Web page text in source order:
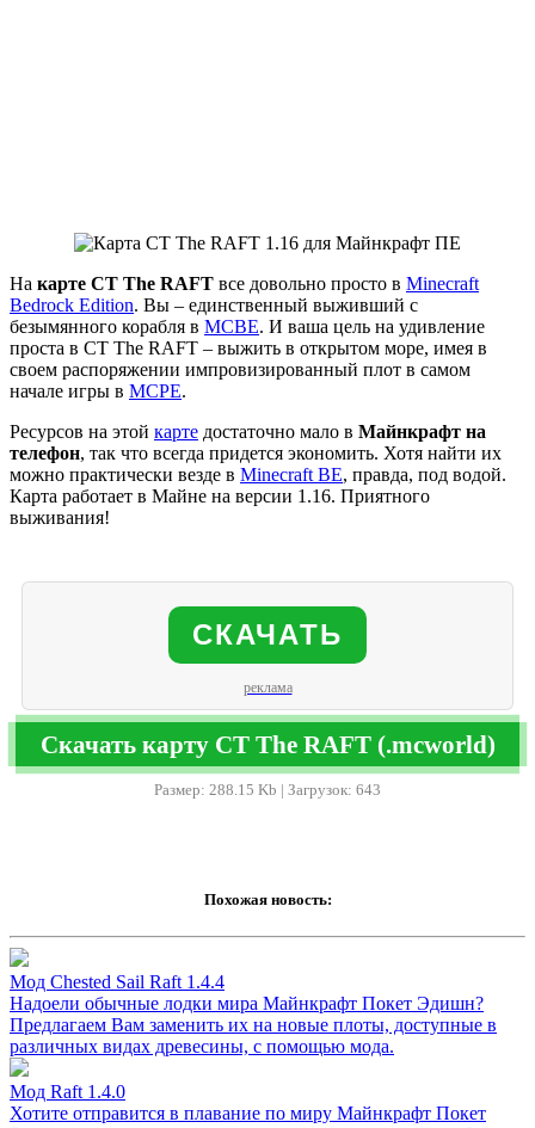
На карте CT The RAFT все довольно просто в Minecraft
Bedrock Edition. Вы – единственный выживший с
безымянного корабля в MCBE. И ваша цель на удивление
проста в CT The RAFT – выжить в открытом море, имея в
своем распоряжении импровизированный плот в самом
начале игры в MCPE.
Ресурсов на этой карте достаточно мало в Майнкрафт на
телефон, так что всегда придется экономить. Хотя найти их
можно практически везде в Minecraft BE, правда, под водой.
Карта работает в Майне на версии 1.16. Приятного
выживания!
СКАЧАТЬ
реклама
Скачать карту CT The RAFT (.mcworld)
Размер: 288.15 Kb | Загрузок: 643
Похожая новость:
Мод Chested Sail Raft 1.4.4
Надоели обычные лодки мира Майнкрафт Покет Эдишн?
Предлагаем Вам заменить их на новые плоты, доступные в
различных видах древесины, с помощью мода.
Мод Raft 1.4.0
Хотите отправится в плавание по миру Майнкрафт Покет